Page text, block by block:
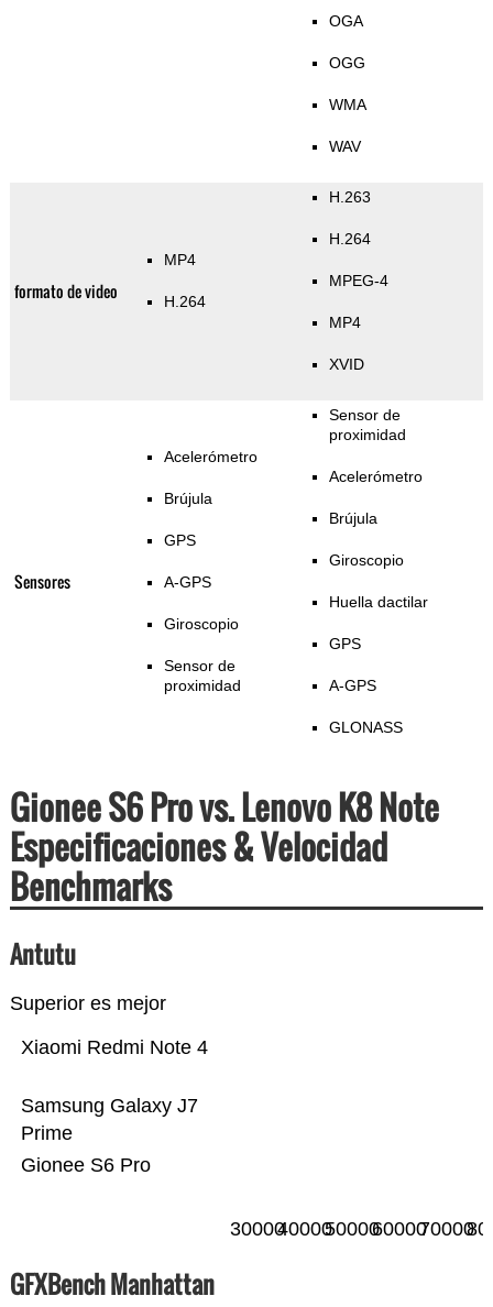
OGA
OGG
WMA
WAV
formato de video
MP4
H.264
H.263
H.264
MPEG-4
MP4
XVID
Sensores
Acelerómetro
Brújula
GPS
A-GPS
Giroscopio
Sensor de
proximidad
Sensor de
proximidad
Acelerómetro
Brújula
Giroscopio
Huella dactilar
GPS
A-GPS
GLONASS
Gionee S6 Pro vs. Lenovo K8 Note
Especificaciones & Velocidad
Benchmarks
Antutu
Superior es mejor
Gionee S6 Pro
Samsung Galaxy J7
Prime
Xiaomi Redmi Note 4
3000040000500006000070000
GFXBench Manhattan